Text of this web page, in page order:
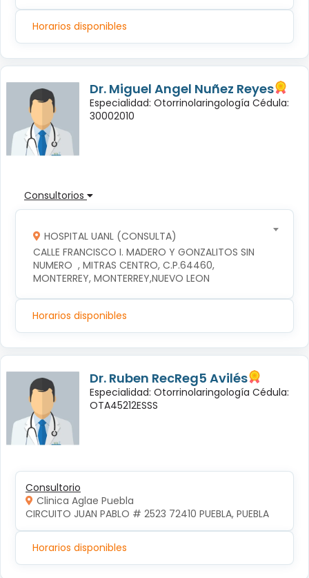
Horarios disponibles
Dr. Miguel Angel Nuñez Reyes
Especialidad: Otorrinolaringología Cédula:
30002010
Consultorios
HOSPITAL UANL (CONSULTA)
CALLE FRANCISCO I. MADERO Y GONZALITOS SIN
NUMERO  , MITRAS CENTRO, C.P.64460,
MONTERREY, MONTERREY,NUEVO LEON
Horarios disponibles
Dr. Ruben RecReg5 Avilés
Especialidad: Otorrinolaringología Cédula:
OTA45212ESSS
Consultorio
Clinica Aglae Puebla
CIRCUITO JUAN PABLO # 2523 72410 PUEBLA, PUEBLA
Horarios disponibles